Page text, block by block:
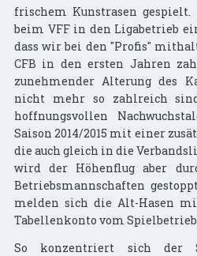
frischem Kunstrasen
beim VFF in den Ligabetrieb
dass wir bei den "Profis"
CFB in den ersten Jahren
zunehmender Alterung des
nicht mehr so zahlreich
hoffnungsvollen
Saison 2014/2015 mit einer
die auch gleich in die
wird der Höhenflug aber
Betriebsmannschaften
melden sich die Alt-Hasen
Tabellenkonto vom Spielbetrieb
So konzentriert sich der